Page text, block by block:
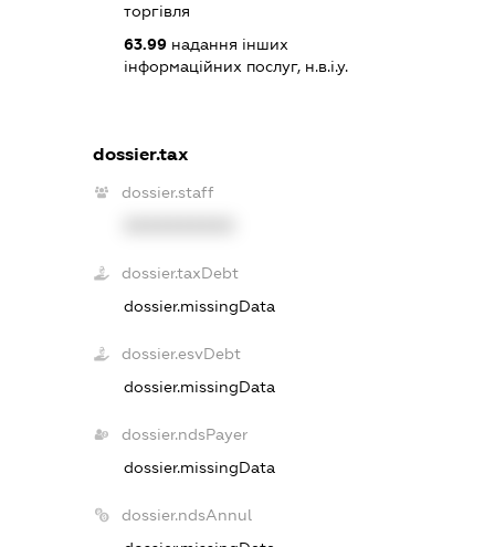
торгівля
63.99 надання інших
інформаційних послуг, н.в.і.у.
dossier.tax
dossier.staff
dossier.taxDebt
dossier.missingData
dossier.esvDebt
dossier.missingData
dossier.ndsPayer
dossier.missingData
dossier.ndsAnnul